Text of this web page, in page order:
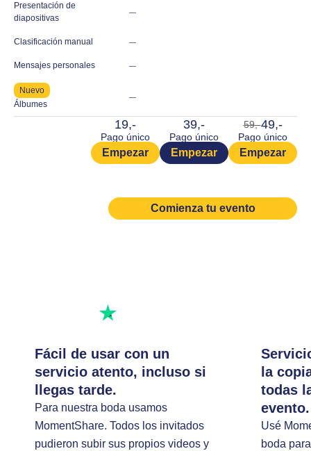
Presentación de
diapositivas
—
Clasificación manual —
Mensajes personales —
Nuevo
Álbumes
—
19,-
Pago único
Empezar
39,-
Pago único
Empezar
59,-49,-
Pago único
Empezar
Comienza tu evento
Fácil de usar con un
servicio atento, incluso si
llegas tarde.
Para nuestra boda usamos
MomentShare. Todos los invitados
pudieron subir sus propios videos y
la
todas
evento.
Usé
boda